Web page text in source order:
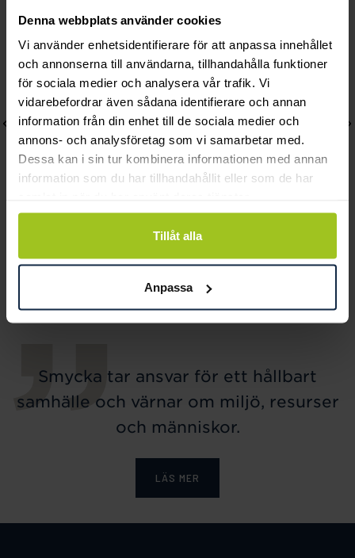
Denna webbplats använder cookies
Vi använder enhetsidentifierare för att anpassa innehållet
och annonserna till användarna, tillhandahålla funktioner
för sociala medier och analysera vår trafik. Vi
vidarebefordrar även sådana identifierare och annan
information från din enhet till de sociala medier och
annons- och analysföretag som vi samarbetar med.
Dessa kan i sin tur kombinera informationen med annan
information som du har tillhandahållit eller som de har
Tillåt alla
Anpassa
Smycka jewellery and
Mockberg
Infinity Grand Steel
Pris
599 kr
Smycka tar ansvar för ett hållbart
samhälle och värnar om miljö, resurser
och människor.
LÄS MER